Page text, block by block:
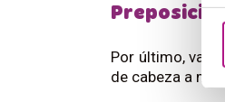
Por último,
de cabeza a